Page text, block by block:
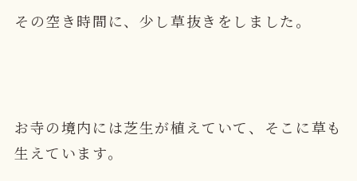
その空き時間に、少し草抜きをしました。
お寺の境内には芝生が植えていて、そこに草も
生えています。